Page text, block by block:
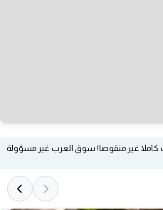
كاملا غير منقوصا! سوق العرب غير مسؤولة